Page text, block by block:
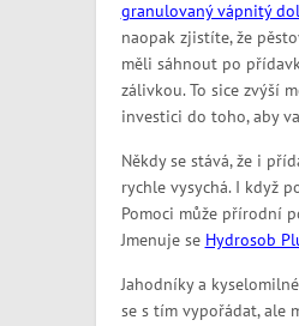
granulovaný vápnitý
naopak zjistíte, že
měli sáhnout po
zálivkou. To sice zvýší
investici do toho, aby
Někdy se stává, že i
rychle vysychá. I když
Pomoci může přírodní
Jmenuje se Hydrosob
Jahodníky a
se s tím vypořádat, ale